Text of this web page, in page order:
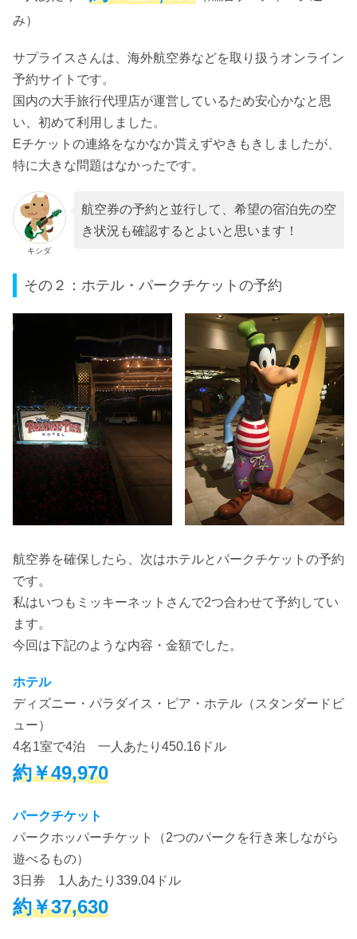
み）
サプライスさんは、海外航空券などを取り扱うオンライン
予約サイトです。
国内の大手旅行代理店が運営しているため安心かなと思
い、初めて利用しました。
Eチケットの連絡をなかなか貰えずやきもきしましたが、
特に大きな問題はなかったです。
キシダ
航空券の予約と並行して、希望の宿泊先の空
き状況も確認するとよいと思います！
その２：ホテル・パークチケットの予約
航空券を確保したら、次はホテルとパークチケットの予約
です。
私はいつもミッキーネットさんで2つ合わせて予約してい
ます。
今回は下記のような内容・金額でした。
ホテル
ディズニー・パラダイス・ピア・ホテル（スタンダードビ
ュー）
4名1室で4泊 一人あたり450.16ドル
約￥49,970
パークチケット
パークホッパーチケット（2つのパークを行き来しながら
遊べるもの）
3日券 1人あたり339.04ドル
約￥37,630